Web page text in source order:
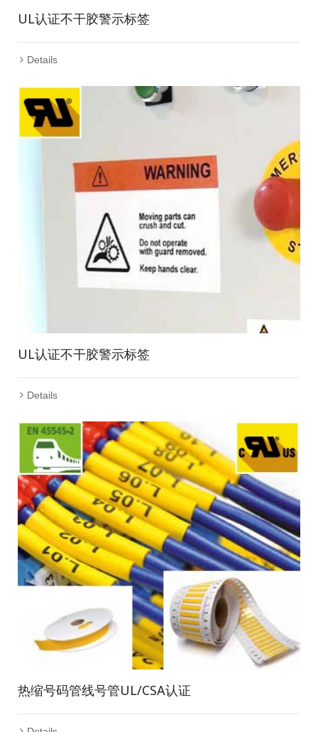
UL认证不干胶警示标签
Details
UL认证不干胶警示标签
Details
热缩号码管线号管UL/CSA认证